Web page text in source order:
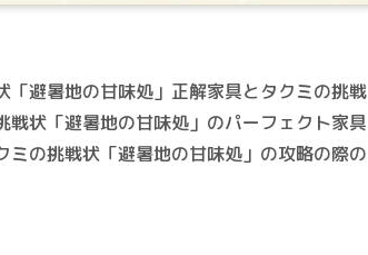
避暑地の甘味処」正解家具とタクミの挑戦
状「避暑地の甘味処」のパーフェクト家具
の挑戦状「避暑地の甘味処」の攻略の際の